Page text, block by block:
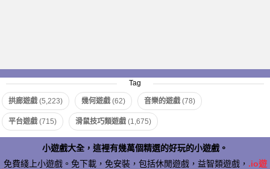
Tag
拱廊遊戲 (5,223) 幾何遊戲 (62) 音樂的遊戲 (78)
平台遊戲 (715) 滑鼠技巧類遊戲 (1,675)
小遊戲大全，這裡有幾萬個精選的好玩的小遊戲。
免費綫上小遊戲。免下載，免安裝，包括休閒遊戲，益智類遊戲， .io遊